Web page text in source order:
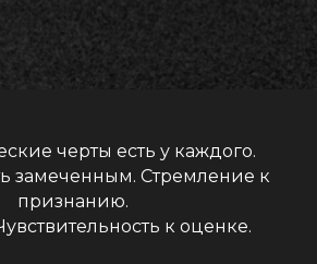
черты есть у каждого.
замеченным. Стремление к
признанию.
к оценке.